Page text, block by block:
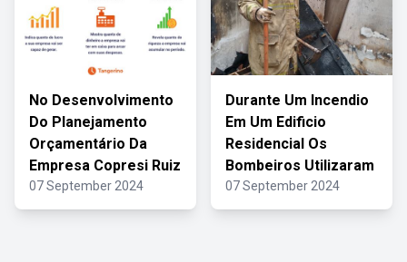
No Desenvolvimento
Do Planejamento
Orçamentário Da
Empresa Copresi Ruiz
07 September 2024
Durante Um Incendio
Em Um Edificio
Residencial Os
Bombeiros Utilizaram
07 September 2024